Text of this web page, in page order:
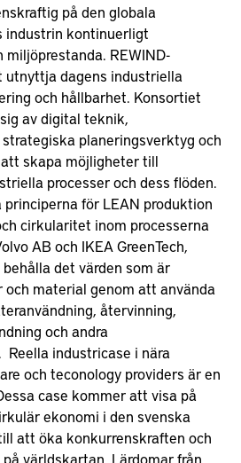
på den globala
industrin kontinuerligt
REWIND-
dagens industriella
och hållbarhet. Konsortiet
av digital teknik,
planeringsverktyg och
skapa möjligheter till
processer och dess flöden.
för LEAN produktion
cirkularitet inom processerna
AB och IKEA GreenTech,
det värden som är
och material genom att använda
återvinning,
och andra
industricase i nära
och teconology providers är en
case kommer att visa på
ekonomi i den svenska
att öka konkurrenskraften och
världskartan. Lärdomar från